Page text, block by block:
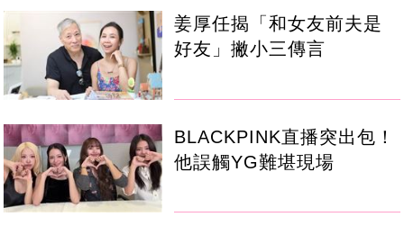
姜厚任揭「和女友前夫是
好友」撇小三傳言
BLACKPINK直播突出包！
他誤觸YG難堪現場